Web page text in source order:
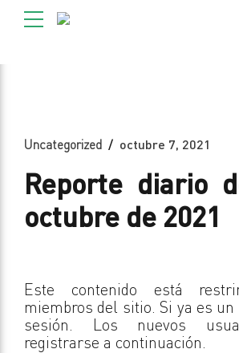
Uncategorized octubre 7, 2021
Reporte diario
octubre de 2021
Este contenido está
miembros del sitio. Si ya es
sesión. Los nuevos
registrarse a continuación.